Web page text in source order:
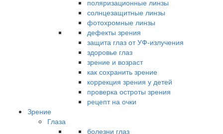
поляризационные линзы
солнцезащитные линзы
фотохромные линзы
дефекты зрения
защита глаз от УФ-излучения
здоровье глаз
зрение и возраст
как сохранить зрение
коррекция зрения у детей
проверка остроты зрения
рецепт на очки
Зрение
Глаза
болезни глаз